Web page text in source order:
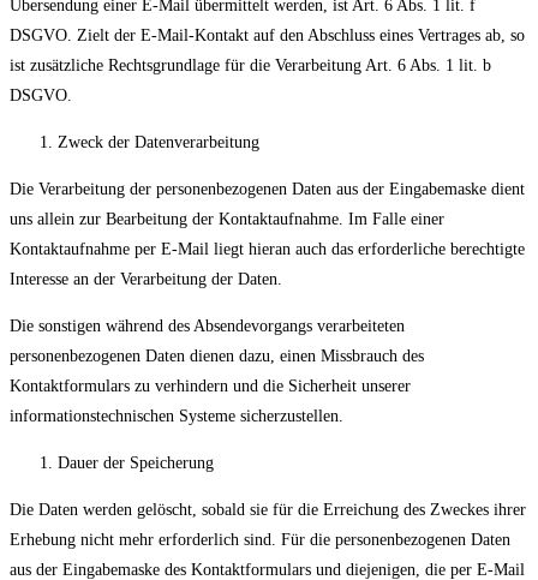
Übersendung einer E-Mail übermittelt werden, ist Art. 6 Abs. 1 lit. f
DSGVO. Zielt der E-Mail-Kontakt auf den Abschluss eines Vertrages ab, so
ist zusätzliche Rechtsgrundlage für die Verarbeitung Art. 6 Abs. 1 lit. b
DSGVO.
Zweck der Datenverarbeitung
Die Verarbeitung der personenbezogenen Daten aus der Eingabemaske dient
uns allein zur Bearbeitung der Kontaktaufnahme. Im Falle einer
Kontaktaufnahme per E-Mail liegt hieran auch das erforderliche berechtigte
Interesse an der Verarbeitung der Daten.
Die sonstigen während des Absendevorgangs verarbeiteten
personenbezogenen Daten dienen dazu, einen Missbrauch des
Kontaktformulars zu verhindern und die Sicherheit unserer
informationstechnischen Systeme sicherzustellen.
Dauer der Speicherung
Die Daten werden gelöscht, sobald sie für die Erreichung des Zweckes ihrer
Erhebung nicht mehr erforderlich sind. Für die personenbezogenen Daten
aus der Eingabemaske des Kontaktformulars und diejenigen, die per E-Mail